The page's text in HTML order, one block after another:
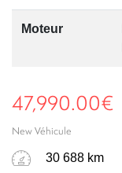
Moteur
47,990.00€
New Véhicule
30 688 km